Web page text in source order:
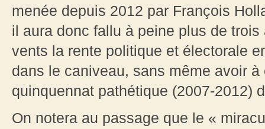
menée depuis 2012 par François
il aura donc fallu à peine plus de
vents la rente politique et électorale
dans le caniveau, sans même avoir
quinquennat pathétique (2007-2012)
On notera au passage que le «